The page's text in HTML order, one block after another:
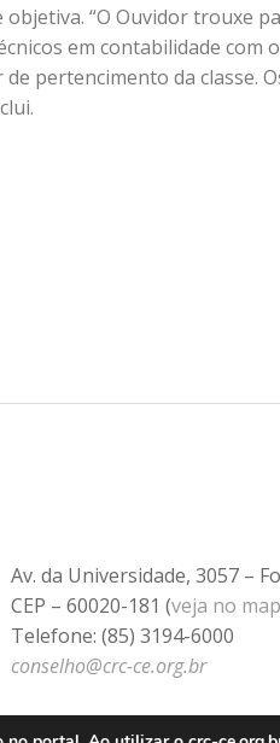
objetiva. “O Ouvidor trouxe
em contabilidade com
pertencimento da classe.
Av. da Universidade, 3057 –
CEP – 60020-181 (veja no
Telefone: (85) 3194-6000
conselho@crc-ce.org.br